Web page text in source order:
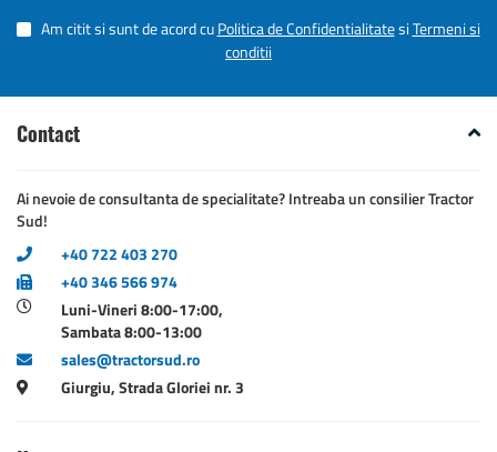
Am citit si sunt de acord cuPolitica de ConfidentialitatesiTermeni si
conditii
Contact
Ai nevoie de consultanta de specialitate? Intreaba un consilier Tractor
Sud!
+40 722 403 270
+40 346 566 974
Luni-Vineri 8:00-17:00,
Sambata 8:00-13:00
sales@tractorsud.ro
Giurgiu, Strada Gloriei nr. 3